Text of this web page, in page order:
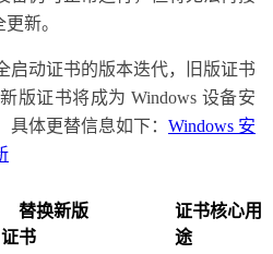
新。
启动证书的版本迭代，旧版证书
版证书将成为 Windows 设备安
体更替信息如下： Windows 安
证书
途